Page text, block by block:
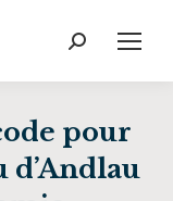
Recherche
:
pour
d’Andlau